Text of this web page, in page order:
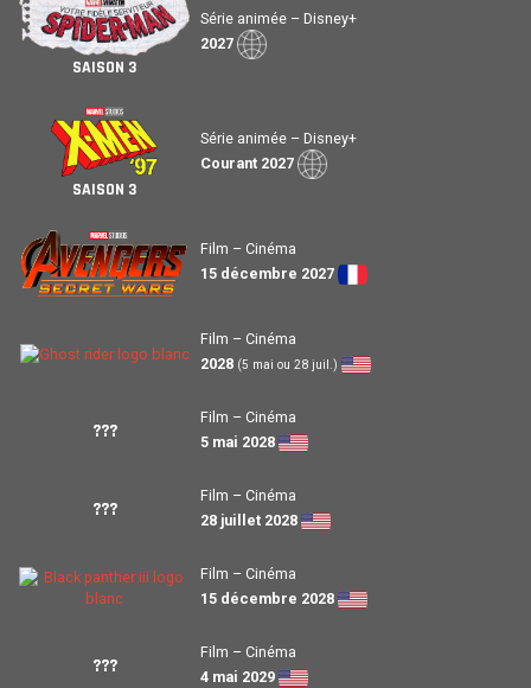
SAISON 3
Série animée – Disney+
2027
SAISON 3
Série animée – Disney+
Courant 2027
Film – Cinéma
15 décembre 2027
Film – Cinéma
2028 (5 mai ou 28 juil.)
???
Film – Cinéma
5 mai 2028
???
Film – Cinéma
28 juillet 2028
Film – Cinéma
15 décembre 2028
???
Film – Cinéma
4 mai 2029